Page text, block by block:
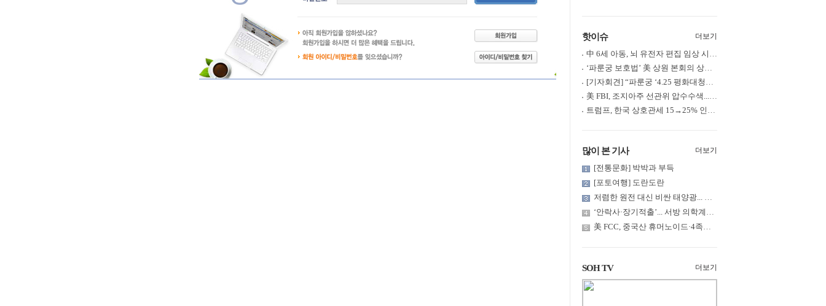
핫이슈 더보기
中 6세 아동, 뇌 유전자 편집 임상 시험 중 사망... 의료진 1년간 ....
‘파룬궁 보호법’ 美 상원 본회의 상정... 최종 입법 ‘초읽기’
[기자회견] “파룬궁 ‘4.25 평화대청원’ 기념 & 중공의 션윈 공연 .....
美 FBI, 조지아주 선관위 압수수색... 트럼프 “부정선거 증거 확보....
트럼프, 한국 상호관세 15→25% 인상... “韓 국회 무력합의 미비준”....
많이 본 기사 더보기
[전통문화] 박박과 부득
[포토여행] 도란도란
저렴한 원전 대신 비싼 태양광... 요금 부담은 누가?
‘안락사·장기적출’... 서방 의학계까지 침투한 ‘공리주의적 생명윤....
美 FCC, 중국산 휴머노이드·4족보행 로봇·전력 인버터 신규 수입 .....
SOH TV 더보기